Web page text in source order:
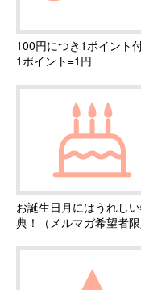
100円につき1ポイント
1ポイント=1円
お誕生日月にはうれし
典！（メルマガ希望者限